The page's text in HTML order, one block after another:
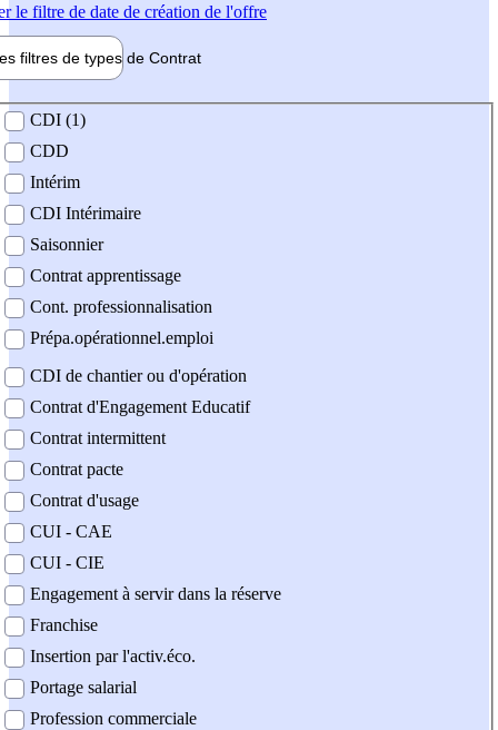
le filtre de date de création de l'offre
filtres de types de Contrat
contrat
CDI (1)
CDD
Intérim
CDI Intérimaire
Saisonnier
Contrat apprentissage
Cont. professionnalisation
Prépa.opérationnel.emploi
CDI de chantier ou d'opération
Contrat d'Engagement Educatif
Contrat intermittent
Contrat pacte
Contrat d'usage
CUI - CAE
CUI - CIE
Engagement à servir dans la réserve
Franchise
Insertion par l'activ.éco.
Portage salarial
Profession commerciale